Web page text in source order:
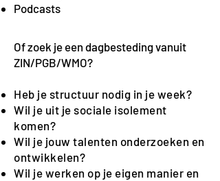
Podcasts
Of zoek je een dagbesteding vanuit
ZIN/PGB/WMO?
Heb je structuur nodig in je week?
Wil je uit je sociale isolement
komen?
Wil je jouw talenten onderzoeken en
ontwikkelen?
Wil je werken op je eigen manier en